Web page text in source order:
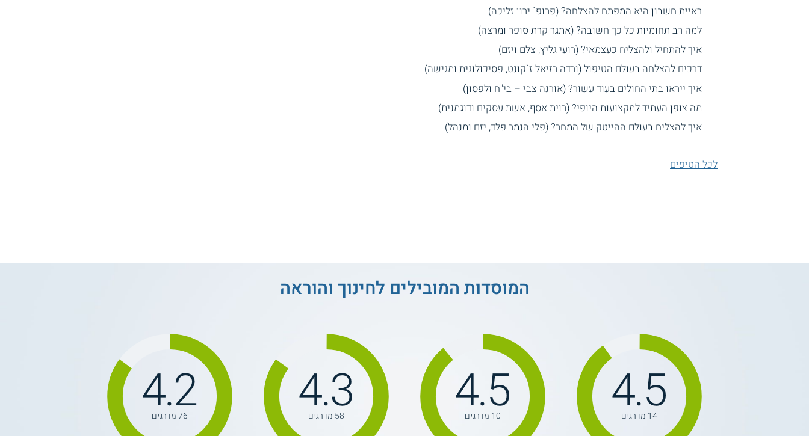
ראיית חשבון היא המפתח להצלחה? (פרופ` ירון זליכה)
למה רב תחומיות כל כך חשובה? (אתגר קרת סופר ומרצה)
איך להתחיל ולהצליח כעצמאי? (רועי גליץ, צלם ויזם)
דרכים להצלחה בעולם הטיפול (ורדה רזיאל ז`קונט, פסיכולוגית ומגישה)
איך ייראו בתי החולים בעוד עשור? (אורנה צבי – בי"ח ולפסון)
מה צופן העתיד למקצועות היופי? (רוית אסף, אשת עסקים ודוגמנית)
איך להצליח בעולם ההייטק של המחר? (פלי הנמר פלד, יזם ומנהל)
לכל הטיפים
המוסדות המובילים לחינוך והוראה
4.5
14 מדרגים 4.5
10 מדרגים 4.3
58 מדרגים 4.2
76 מדרגים